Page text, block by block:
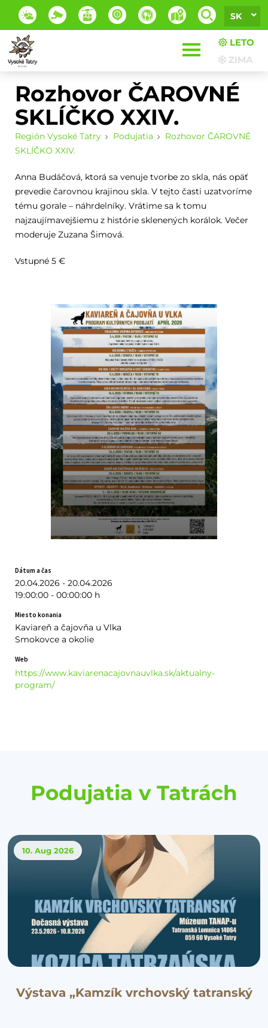
SK
LETO
ZIMA
Rozhovor ČAROVNÉ
SKLÍČKO XXIV.
Región Vysoké Tatry Podujatia
Rozhovor ČAROVNÉ
SKLÍČKO XXIV.
Anna Budáčová, ktorá sa venuje tvorbe zo skla, nás opäť
prevedie čarovnou krajinou skla. V tejto časti uzatvoríme
tému gorale – náhrdelníky. Vrátime sa k tomu
najzaujímavejšiemu z histórie sklenených korálok. Večer
moderuje Zuzana Šimová.
Vstupné 5 €
Dátum a čas
20.04.2026 - 20.04.2026
19:00:00 - 00:00:00 h
Miesto konania
Kaviareň a čajovňa u Vlka
Smokovce a okolie
Web
https://www.kaviarenacajovnauvlka.sk/aktualny-
program/
Podujatia v Tatrách
10. Aug 2026
Výstava „Kamzík vrchovský tatranský